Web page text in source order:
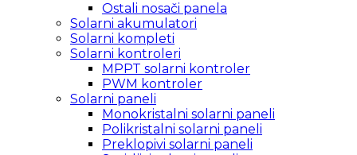
Ostali nosači panela
Solarni akumulatori
Solarni kompleti
Solarni kontroleri
MPPT solarni kontroler
PWM kontroler
Solarni paneli
Monokristalni solarni paneli
Polikristalni solarni paneli
Preklopivi solarni paneli